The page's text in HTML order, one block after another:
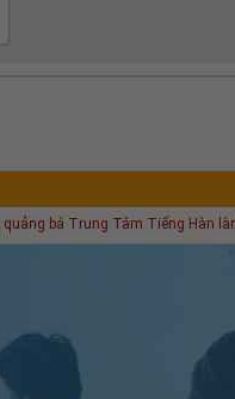
Tâm Tiếng Hàn lành mạnh,